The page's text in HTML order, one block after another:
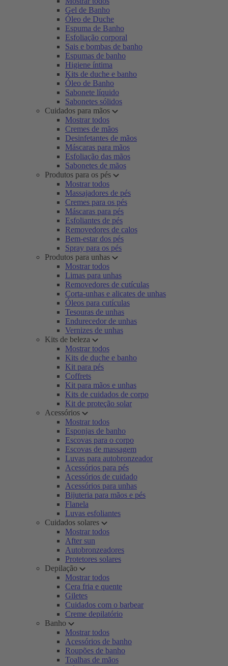
Gel de Banho
Óleo de Duche
Espuma de Banho
Esfoliação corporal
Sais e bombas de banho
Espumas de banho
Higiene íntima
Kits de duche e banho
Óleo de Banho
Sabonete líquido
Sabonetes sólidos
Cuidados para mãos
Mostrar todos
Cremes de mãos
Desinfetantes de mãos
Máscaras para mãos
Esfoliação das mãos
Sabonetes de mãos
Produtos para os pés
Mostrar todos
Massajadores de pés
Cremes para os pés
Máscaras para pés
Esfoliantes de pés
Removedores de calos
Bem-estar dos pés
Spray para os pés
Produtos para unhas
Mostrar todos
Limas para unhas
Removedores de cutículas
Corta-unhas e alicates de unhas
Óleos para cutículas
Tesouras de unhas
Endurecedor de unhas
Vernizes de unhas
Kits de beleza
Mostrar todos
Kits de duche e banho
Kit para pés
Coffrets
Kit para mãos e unhas
Kits de cuidados de corpo
Kit de proteção solar
Acessórios
Mostrar todos
Esponjas de banho
Escovas para o corpo
Escovas de massagem
Luvas para autobronzeador
Acessórios para pés
Acessórios de cuidado
Acessórios para unhas
Bijuteria para mãos e pés
Flanela
Luvas esfoliantes
Cuidados solares
Mostrar todos
After sun
Autobronzeadores
Protetores solares
Depilação
Mostrar todos
Cera fria e quente
Giletes
Cuidados com o barbear
Creme depilatório
Banho
Mostrar todos
Acessórios de banho
Roupões de banho
Toalhas de mãos